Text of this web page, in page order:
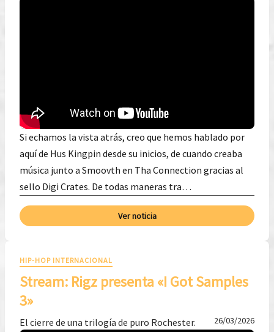
Si echamos la vista atrás, creo que hemos hablado por
aquí de Hus Kingpin desde su inicios, de cuando creaba
música junto a Smoovth en Tha Connection gracias al
sello Digi Crates. De todas maneras tra…
Ver noticia
HIP-HOP INTERNACIONAL
Stream: Rigz presenta «I Got Samples
3»
El cierre de una trilogía de puro Rochester. 26/03/2026